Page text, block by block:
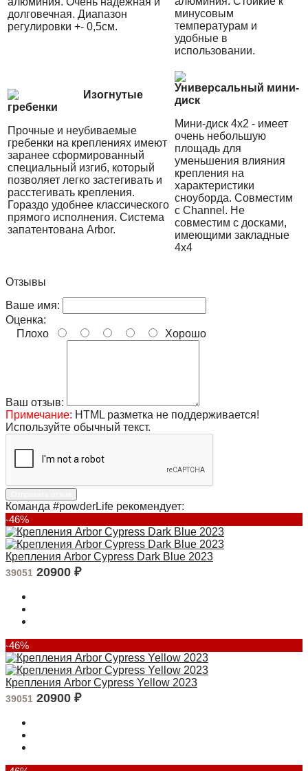
долговечная. Диапазон
регулировки +- 0,5см.
минусовым
температурам и
удобные в
использовании.
Изогнутые
гребенки
Прочные и неубиваемые
гребенки на креплениях имеют
заранее сформированный
специальный изгиб, который
позволяет легко застегивать и
расстегивать крепления.
Гораздо удобнее классического
прямого исполнения. Система
запатентована Arbor.
Универсальный мини-
диск
Мини-диск 4х2 - имеет
очень небольшую
площадь для
уменьшения влияния
крепления на
характеристики
сноуборда. Совместим
с Channel. Не
совместим с досками,
имеющими закладные
4х4
Отзывы
Ваше имя:
Оценка:
Плохо
Хорошо
Ваш отзыв:
Примечание: HTML разметка не поддерживается!
Используйте обычный текст.
Команда #powderLife рекомендует:
-46%
Крепления Arbor Cypress Dark Blue 2023
39051 20900 ₽
-46%
Крепления Arbor Cypress Yellow 2023
39051 20900 ₽